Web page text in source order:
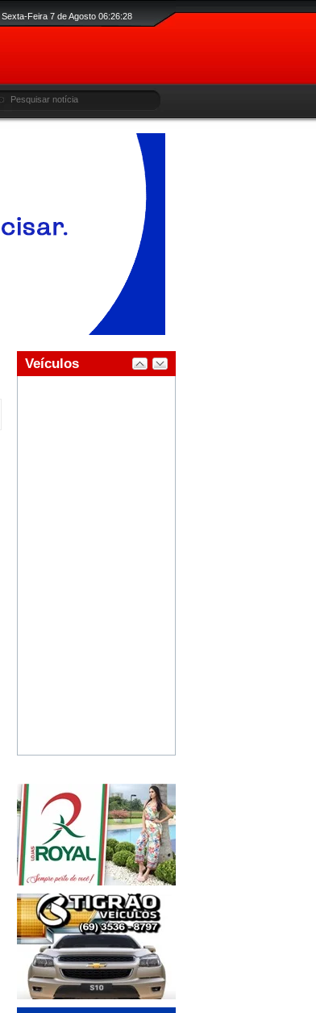
Sexta-Feira 7 de Agosto 06:26:29